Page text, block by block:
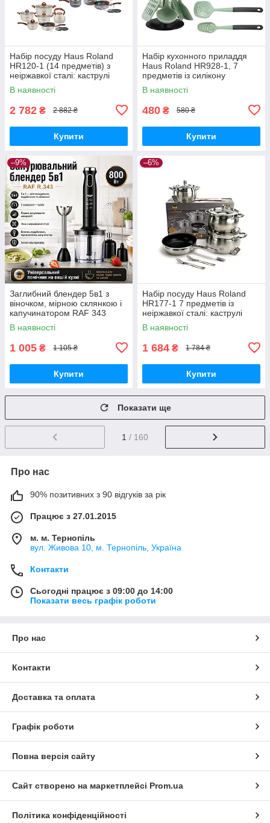
Набір посуду Haus Roland
HR120-1 (14 предметів) з
неіржавкої сталі: каструлі
2,6/3,6/6,1 л; ківш 1,9 л;
сковорода 2,9 л; чайник
В наявності
2 782 ₴ 2 882 ₴
Купити
Набір кухонного приладдя
Haus Roland HR928-1, 7
предметів із силікону
В наявності
480 ₴ 580 ₴
Купити
–9%
Заглибний блендер 5в1 з
віночком, мірною склянкою і
капучинатором RAF 343
800W
В наявності
1 005 ₴ 1 105 ₴
Купити
–6%
Набір посуду Haus Roland
HR177-1 7 предметів із
неіржавкої сталі: каструлі
2,9/3,9/6,5 л, сковорода 2,9 л.
Сріблястий (HR177-1)
В наявності
1 684 ₴ 1 784 ₴
Купити
Показати ще
1 / 160
Про нас
90% позитивних з 90 відгуків за рік
Працює з 27.01.2015
м. м. Тернопіль
вул. Живова 10, м. Тернопіль, Україна
Контакти
Сьогодні працює з 09:00 до 14:00
Показати весь графік роботи
Про нас
Контакти
Доставка та оплата
Графік роботи
Повна версія сайту
Сайт створено на маркетплейсі Prom.ua
Політика конфіденційності